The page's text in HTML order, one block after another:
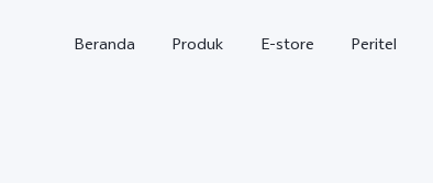
Beranda Produk E-store Peritel